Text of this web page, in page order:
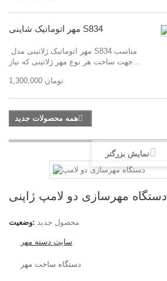
مهر اتوماتیک شاینی S834
جهت ساخت هر نوع مهر ژلاتینی که نیاز...
1,300,000 تومان
همه محصولات جدید
نمایش بزرگتر
دستگاه مهرسازی دو لامپ ژاپنی
وضعیت: محصول جدید
سایت دسته مهر
دستگاه ساخت مهر